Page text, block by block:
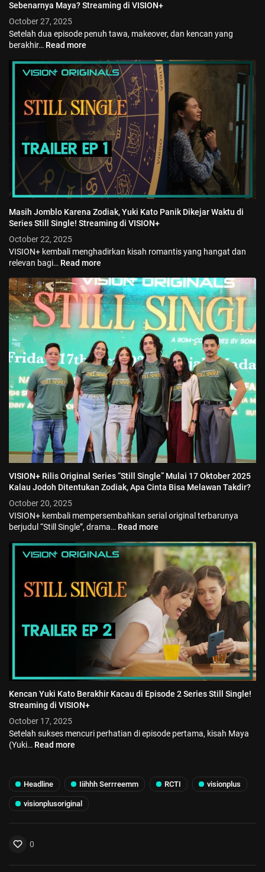
Sebenarnya Maya? Streaming di VISION+
October 27, 2025
Setelah dua episode penuh tawa, makeover, dan kencan yang
berakhir… Read more
Masih Jomblo Karena Zodiak, Yuki Kato Panik Dikejar Waktu di
Series Still Single! Streaming di VISION+
October 22, 2025
VISION+ kembali menghadirkan kisah romantis yang hangat dan
relevan bagi… Read more
VISION+ Rilis Original Series “Still Single” Mulai 17 Oktober 2025
Kalau Jodoh Ditentukan Zodiak, Apa Cinta Bisa Melawan Takdir?
October 20, 2025
VISION+ kembali mempersembahkan serial original terbarunya
berjudul “Still Single”, drama… Read more
Kencan Yuki Kato Berakhir Kacau di Episode 2 Series Still Single!
Streaming di VISION+
October 17, 2025
Setelah sukses mencuri perhatian di episode pertama, kisah Maya
(Yuki… Read more
Headline Iiihhh Serrreemm RCTI visionplus
visionplusoriginal
0